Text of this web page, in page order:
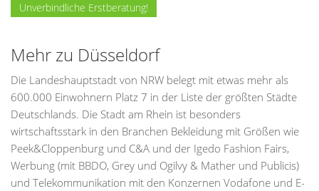
Unverbindliche Erstberatung!
Mehr zu Düsseldorf
Die Landeshauptstadt von NRW belegt mit etwas mehr als
600.000 Einwohnern Platz 7 in der Liste der größten Städte
Deutschlands. Die Stadt am Rhein ist besonders
wirtschaftsstark in den Branchen Bekleidung mit Größen wie
Peek&Cloppenburg und C&A und der Igedo Fashion Fairs,
Werbung (mit BBDO, Grey und Ogilvy & Mather und Publicis)
und Telekommunikation mit den Konzernen Vodafone und E-